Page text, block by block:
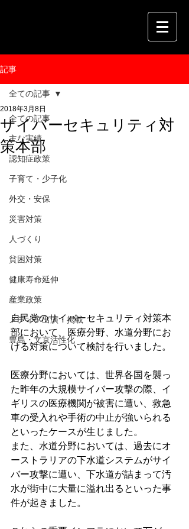
記事
全ての記事
主な実績
認知症政策
子育て・少子化
外交・安保
災害対策
人づくり
貧困対策
健康寿命延伸
産業政策
メディア出演・掲載
豊島・文京活性化
全ての記事
サイバーセキュリティ対
策本部
2018年3月8日
自民党のサイバーセキュリティ対策本
部において、医療分野、水道分野にお
ける対策について検討を行いました。
医療分野においては、世界各国を襲っ
た昨年の大規模サイバー攻撃の際、イ
ギリスの医療機関が被害に遭い、救急
車の受入れや手術の中止が強いられる
といったケースが生じました。
また、水道分野においては、過去にオ
ーストラリアの下水道システムがサイ
バー攻撃に遭い、下水道が詰まって汚
水が街中に大量に溢れ出るといった事
件が起きました。